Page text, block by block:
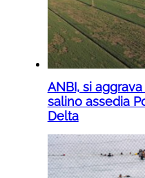
ANBI, si
salino assedia
Delta